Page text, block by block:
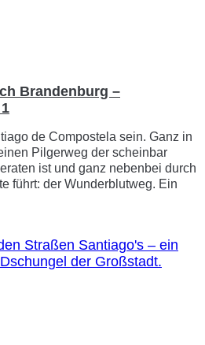
Brandenburg –
de Compostela sein. Ganz in
Pilgerweg der scheinbar
ist und ganz nebenbei durch
führt: der Wunderblutweg. Ein